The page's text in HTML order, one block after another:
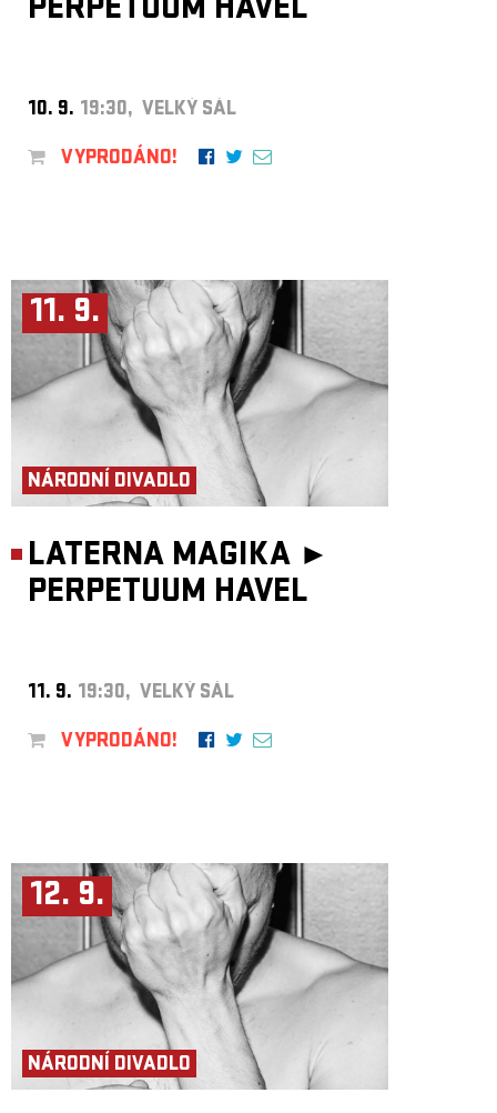
PERPETUUM HAVEL
10. 9. 19:30, VELKÝ SÁL
VYPRODÁNO!
11. 9.
NÁRODNÍ DIVADLO
LATERNA MAGIKA ►
PERPETUUM HAVEL
11. 9. 19:30, VELKÝ SÁL
VYPRODÁNO!
12. 9.
NÁRODNÍ DIVADLO